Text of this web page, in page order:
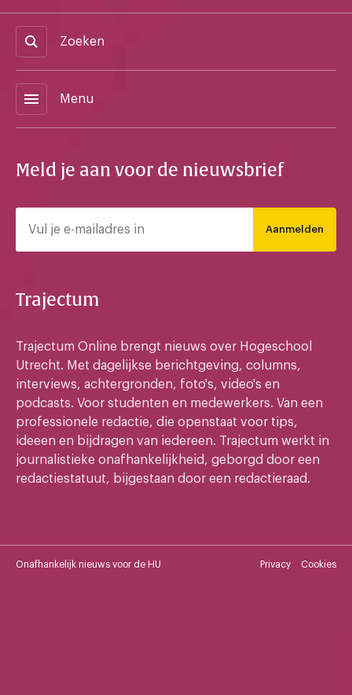
Zoeken
menu Menu
Meld je aan voor de nieuwsbrief
Aanmelden
Trajectum
Trajectum Online brengt nieuws over Hogeschool
Utrecht. Met dagelijkse berichtgeving, columns,
interviews, achtergronden, foto's, video's en
podcasts. Voor studenten en medewerkers. Van een
professionele redactie, die openstaat voor tips,
ideeen en bijdragen van iedereen. Trajectum werkt in
journalistieke onafhankelijkheid, geborgd door een
redactiestatuut, bijgestaan door een redactieraad.
Onafhankelijk nieuws voor de HU Privacy Cookies